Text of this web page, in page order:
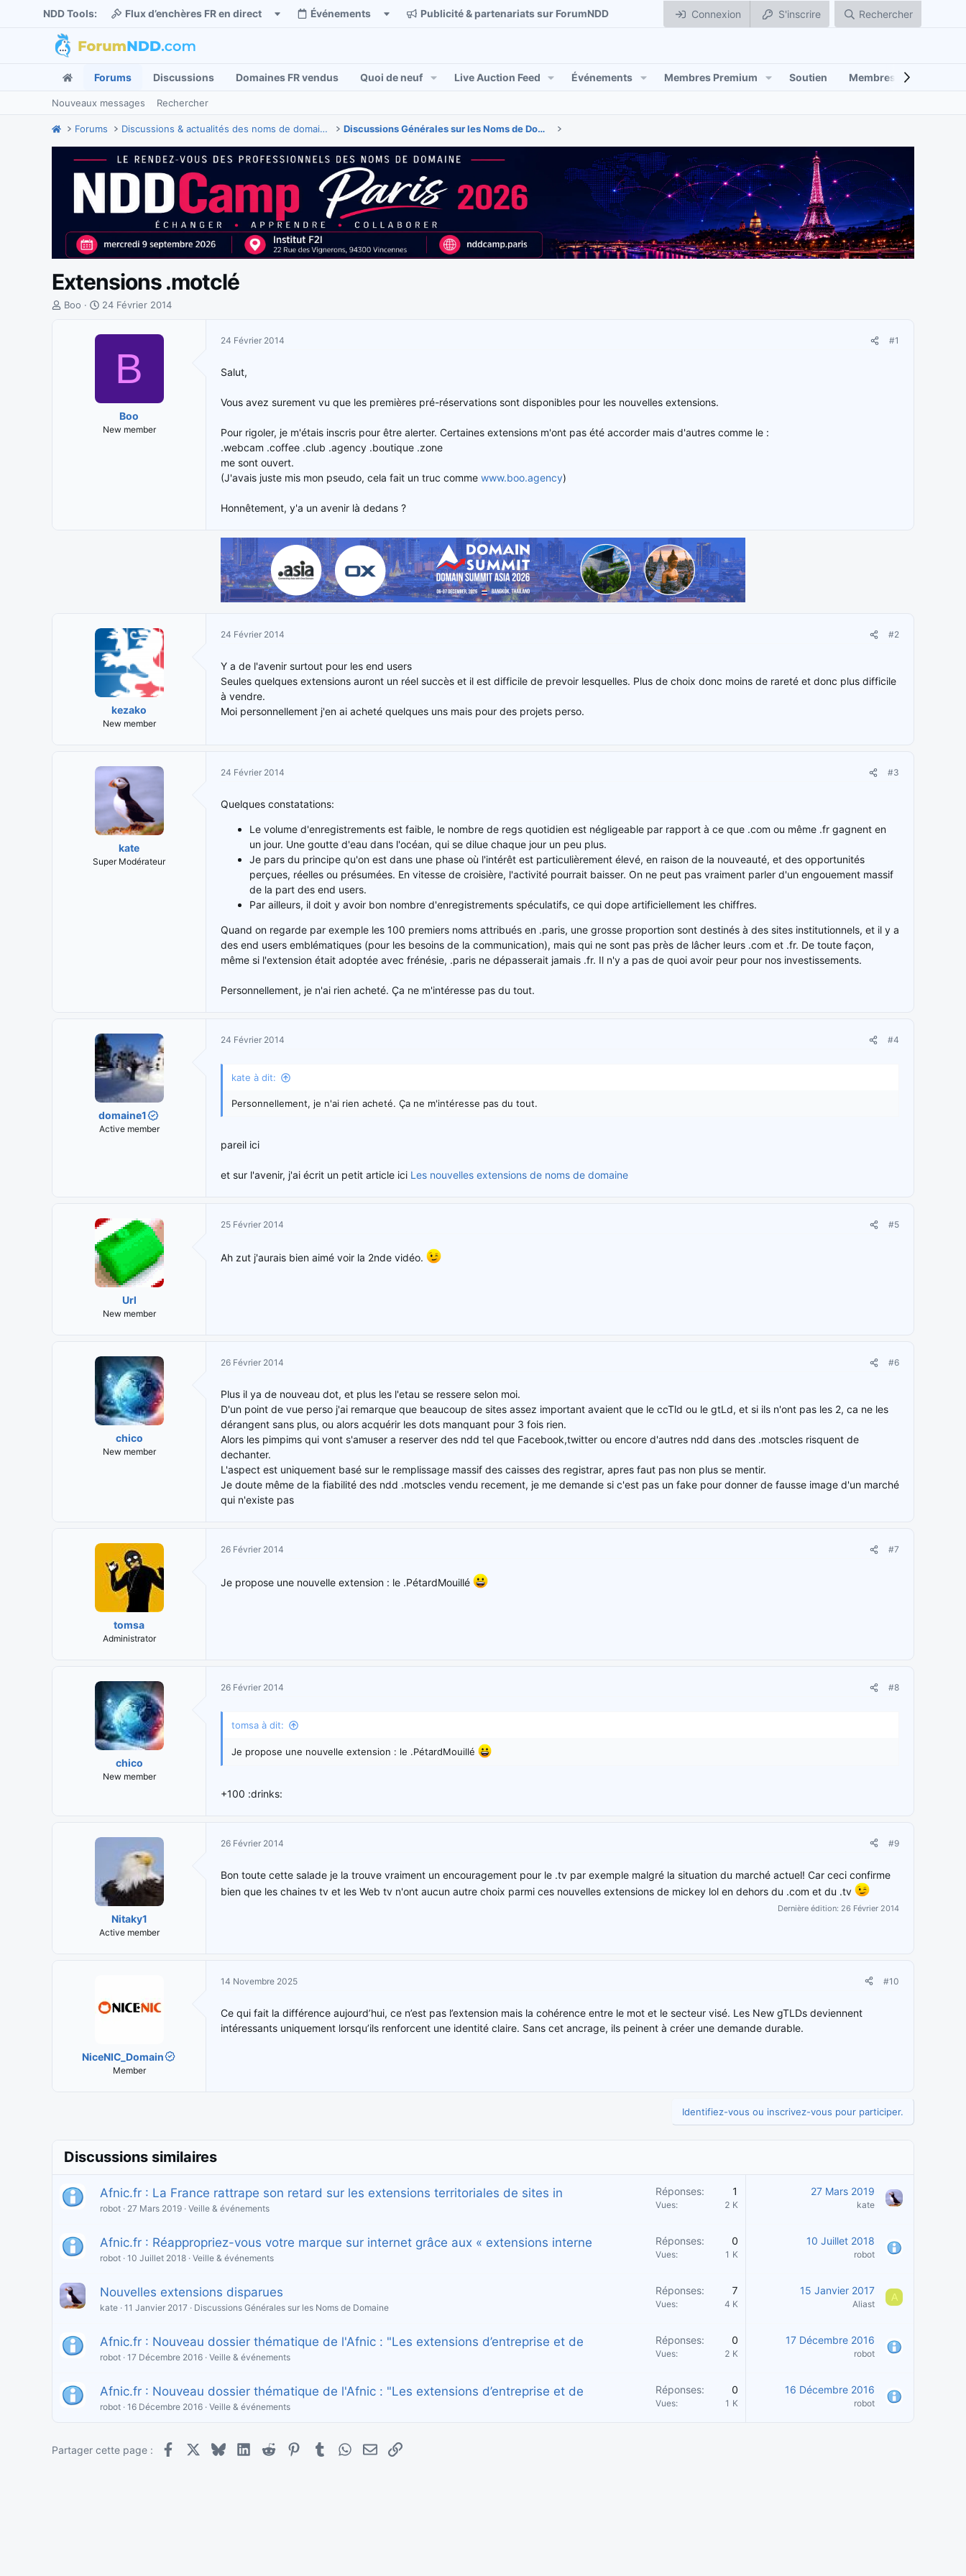
NDD Tools: Flux d’enchères FR en direct Événements Publicité & partenariats sur ForumNDD Connexion S'inscrire Rechercher
Forums Discussions Domaines FR vendus Quoi de neuf Live Auction Feed Événements Membres Premium Soutien Membres
Nouveaux messages Rechercher
Forums Discussions & actualités des noms de domaine Discussions Générales sur les Noms de Domaine
Extensions .motclé
IBoo
D
t
é
u
24 Février 2014
B
Boo
New member
24 Février 2014 #1
Salut,
Vous avez surement vu que les premières pré-réservations sont disponibles pour les nouvelles extensions.
Pour rigoler, je m'étais inscris pour être alerter. Certaines extensions m'ont pas été accorder mais d'autres comme le :
.webcam .coffee .club .agency .boutique .zone
me sont ouvert.
(J'avais juste mis mon pseudo, cela fait un truc comme www.boo.agency)
Honnêtement, y'a un avenir là dedans ?
kezako
New member
24 Février 2014 #2
Y a de l'avenir surtout pour les end users
Seules quelques extensions auront un réel succès et il est difficile de prevoir lesquelles. Plus de choix donc moins de rareté et donc plus difficile
à vendre.
Moi personnellement j'en ai acheté quelques uns mais pour des projets perso.
kate
Super Modérateur
24 Février 2014 #3
Quelques constatations:
Le volume d'enregistrements est faible, le nombre de regs quotidien est négligeable par rapport à ce que .com ou même .fr gagnent en
un jour. Une goutte d'eau dans l'océan, qui se dilue chaque jour un peu plus.
Je pars du principe qu'on est dans une phase où l'intérêt est particulièrement élevé, en raison de la nouveauté, et des opportunités
perçues, réelles ou présumées. En vitesse de croisière, l'activité pourrait baisser. On ne peut pas vraiment parler d'un engouement massif
de la part des end users.
Par ailleurs, il doit y avoir bon nombre d'enregistrements spéculatifs, ce qui dope artificiellement les chiffres.
Quand on regarde par exemple les 100 premiers noms attribués en .paris, une grosse proportion sont destinés à des sites institutionnels, et il y a
des end users emblématiques (pour les besoins de la communication), mais qui ne sont pas près de lâcher leurs .com et .fr. De toute façon,
même si l'extension était adoptée avec frénésie, .paris ne dépasserait jamais .fr. Il n'y a pas de quoi avoir peur pour nos investissements.
Personnellement, je n'ai rien acheté. Ça ne m'intéresse pas du tout.
domaine1
Active member
24 Février 2014 #4
kate à dit:
Personnellement, je n'ai rien acheté. Ça ne m'intéresse pas du tout.
pareil ici
et sur l'avenir, j'ai écrit un petit article ici Les nouvelles extensions de noms de domaine
Url
New member
25 Février 2014 #5
Ah zut j'aurais bien aimé voir la 2nde vidéo.
chico
New member
26 Février 2014 #6
Plus il ya de nouveau dot, et plus les l'etau se ressere selon moi.
D'un point de vue perso j'ai remarque que beaucoup de sites assez important avaient que le ccTld ou le gtLd, et si ils n'ont pas les 2, ca ne les
dérangent sans plus, ou alors acquérir les dots manquant pour 3 fois rien.
Alors les pimpims qui vont s'amuser a reserver des ndd tel que Facebook,twitter ou encore d'autres ndd dans des .motscles risquent de
dechanter.
L'aspect est uniquement basé sur le remplissage massif des caisses des registrar, apres faut pas non plus se mentir.
Je doute même de la fiabilité des ndd .motscles vendu recement, je me demande si c'est pas un fake pour donner de fausse image d'un marché
qui n'existe pas
tomsa
Administrator
26 Février 2014 #7
Je propose une nouvelle extension : le .PétardMouillé
chico
New member
26 Février 2014 #8
tomsa à dit:
Je propose une nouvelle extension : le .PétardMouillé
+100 :drinks:
Nitaky1
Active member
26 Février 2014 #9
Bon toute cette salade je la trouve vraiment un encouragement pour le .tv par exemple malgré la situation du marché actuel! Car ceci confirme
bien que les chaines tv et les Web tv n'ont aucun autre choix parmi ces nouvelles extensions de mickey lol en dehors du .com et du .tv
Dernière édition: 26 Février 2014
NiceNIC_Domain
Member
14 Novembre 2025 #10
Ce qui fait la différence aujourd’hui, ce n’est pas l’extension mais la cohérence entre le mot et le secteur visé. Les New gTLDs deviennent
intéressants uniquement lorsqu’ils renforcent une identité claire. Sans cet ancrage, ils peinent à créer une demande durable.
Identifiez-vous ou inscrivez-vous pour participer.
Discussions similaires
Afnic.fr : La France rattrape son retard sur les extensions territoriales de sites in
robot 27 Mars 2019 Veille & événements
Réponses 1
Vues 2 K
27 Mars 2019
kate
Afnic.fr : Réappropriez-vous votre marque sur internet grâce aux « extensions interne
robot 10 Juillet 2018 Veille & événements
Réponses 0
Vues 1 K
10 Juillet 2018
robot
Nouvelles extensions disparues
kate 11 Janvier 2017 Discussions Générales sur les Noms de Domaine
Réponses 7
Vues 4 K
15 Janvier 2017
Aliast
A
Afnic.fr : Nouveau dossier thématique de l'Afnic : "Les extensions d’entreprise et de
robot 17 Décembre 2016 Veille & événements
Réponses 0
Vues 2 K
17 Décembre 2016
robot
Afnic.fr : Nouveau dossier thématique de l'Afnic : "Les extensions d’entreprise et de
robot 16 Décembre 2016 Veille & événements
Réponses 0
Vues 1 K
16 Décembre 2016
robot
Partager cette page : Facebook BlueskyLinkedIn
Reddit PinterestTumblrWhatsApp
E-mailLien